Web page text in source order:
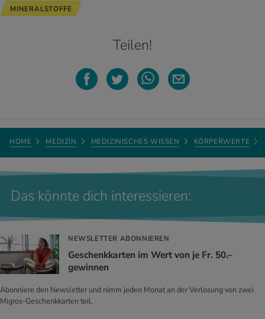
MINERALSTOFFE
Teilen!
HOME MEDIZIN MEDIZINISCHES WISSEN KÖRPERWERTE
Das könnte dich interessieren:
NEWSLETTER ABONNIEREN
Geschenkkarten im Wert von je Fr. 50.–
gewinnen
Abonniere den Newsletter und nimm jeden Monat an der Verlosung von zwei
Migros-Geschenkkarten teil.